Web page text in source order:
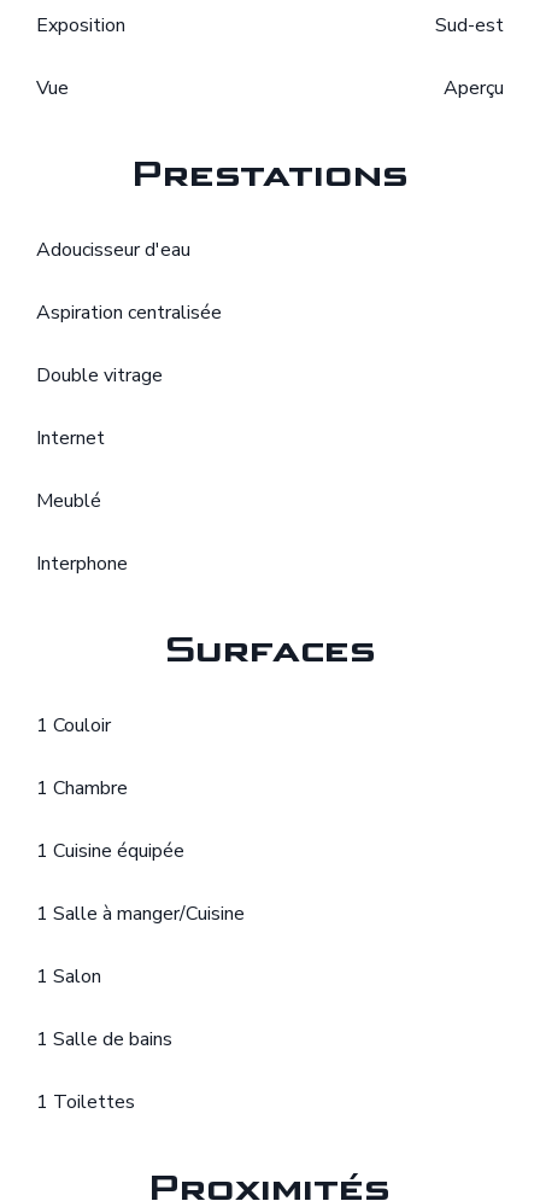
Exposition Sud-est
Vue Aperçu
Prestations
Adoucisseur d'eau
Aspiration centralisée
Double vitrage
Internet
Meublé
Interphone
Surfaces
1 Couloir
1 Chambre
1 Cuisine équipée
1 Salle à manger/Cuisine
1 Salon
1 Salle de bains
1 Toilettes
Proximités